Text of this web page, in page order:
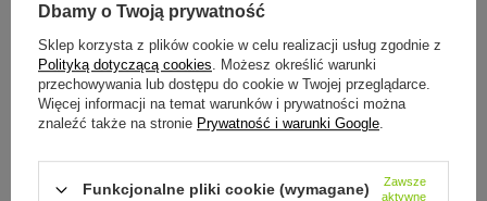
STREFA REKOMENDACJI
ZADAJ PYTANIE
Dbamy o Twoją prywatność
Sklep korzysta z plików cookie w celu realizacji usług zgodnie z
Polityką dotyczącą cookies. Możesz określić warunki
przechowywania lub dostępu do cookie w Twojej przeglądarce.
Więcej informacji na temat warunków i prywatności można
znaleźć także na stronie Prywatność i warunki Google.
Funkcjonalne pliki cookie (wymagane)
Zawsze
aktywne